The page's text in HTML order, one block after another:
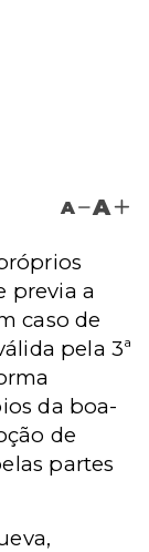
A A
previa a
caso de
pela 3ª
da boa-
de
partes